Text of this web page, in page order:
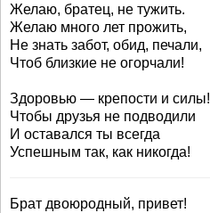
Желаю, братец, не тужить.
Желаю много лет прожить,
Не знать забот, обид, печали,
Чтоб близкие не огорчали!
Здоровью — крепости и силы!
Чтобы друзья не подводили
И оставался ты всегда
Успешным так, как никогда!
Брат двоюродный, привет!